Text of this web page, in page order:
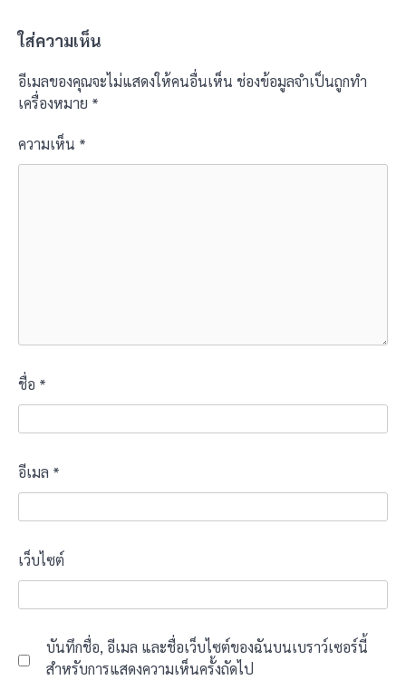
ใส่ความเห็น
อีเมลของคุณจะไม่แสดงให้คนอื่นเห็น ช่องข้อมูลจำเป็นถูกทำ
เครื่องหมาย *
ความเห็น *
ชื่อ *
อีเมล *
เว็บไซต์
บันทึกชื่อ, อีเมล และชื่อเว็บไซต์ของฉันบนเบราว์เซอร์นี้
สำหรับการแสดงความเห็นครั้งถัดไป